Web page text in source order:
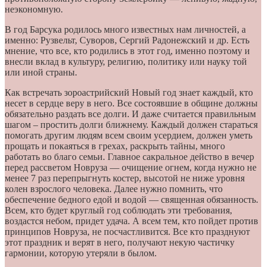
неэкономную.
В год Барсука родилось много известных нам личностей, а
именно: Рузвельт, Суворов, Сергий Радонежский и др. Есть
мнение, что все, кто родились в этот год, именно поэтому и
внесли вклад в культуру, религию, политику или науку той
или иной страны.
Как встречать зороастрийский Новый год знает каждый, кто
несет в сердце веру в него. Все состоявшие в общине должны
обязательно раздать все долги. И даже считается правильным
шагом – простить долги ближнему. Каждый должен стараться
помогать другим людям всем своим усердием, должен уметь
прощать и покаяться в грехах, раскрыть тайны, много
работать во благо семьи. Главное сакральное действо в вечер
перед рассветом Новруза — очищение огнем, когда нужно не
менее 7 раз перепрыгнуть костер, высотой не ниже уровня
колен взрослого человека. Далее нужно помнить, что
обеспечение бедного едой и водой — священная обязанность.
Всем, кто будет круглый год соблюдать эти требования,
воздастся небом, придет удача. А всем тем, кто пойдет против
принципов Новруза, не посчастливится. Все кто празднуют
этот праздник и верят в него, получают некую частичку
гармонии, которую утеряли в былом.